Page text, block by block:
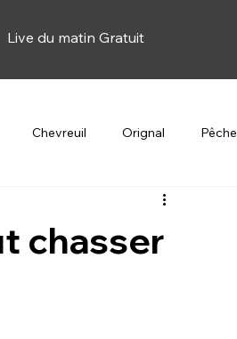
Live du matin Gratuit
Chevreuil Orignal Pêche
Oiseau migrateur
chasser